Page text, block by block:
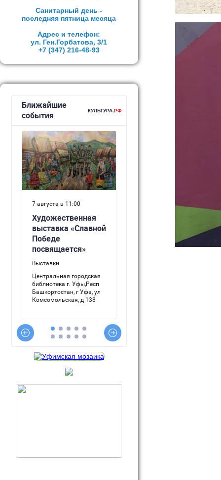
Санитарный день -
последняя пятница месяца
Адрес и телефон:
ул. Ген.Горбатова, 3/1
+7 (347) 216-48-93